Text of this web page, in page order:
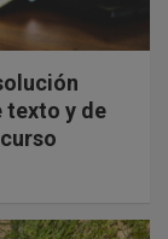
texto y de